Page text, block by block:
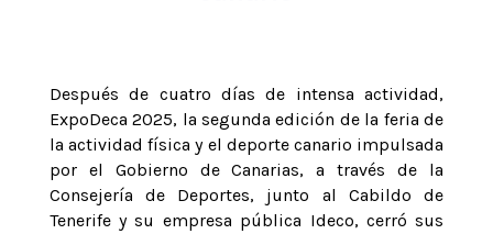
Después de cuatro días de intensa actividad,
ExpoDeca 2025, la segunda edición de la feria de
la actividad física y el deporte canario impulsada
por el Gobierno de Canarias, a través de la
Consejería de Deportes, junto al Cabildo de
Tenerife y su empresa pública Ideco, cerró sus